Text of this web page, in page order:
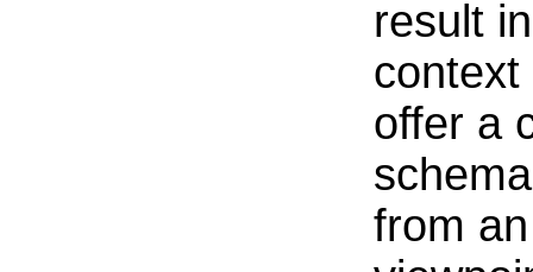
result
context
offer a
from